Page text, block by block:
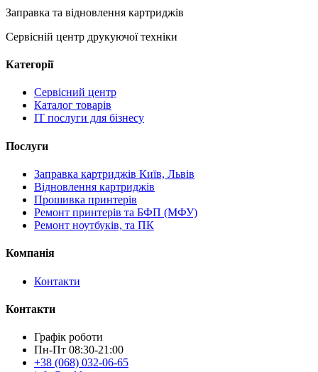
Заправка та відновлення картриджів
Сервісній центр друкуючої техніки
Категорії
Сервісний центр
Каталог товарів
IT послуги для бізнесу
Послуги
Заправка картриджів Київ, Львів
Відновлення картриджів
Прошивка принтерів
Ремонт принтерів та БФП (МФУ)
Ремонт ноутбуків, та ПК
Компанія
Контакти
Контакти
Графік роботи
Пн-Пт 08:30-21:00
+38 (068) 032-06-65